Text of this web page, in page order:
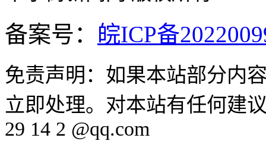
备案号： 皖ICP备
免责声明：如果本站部分内
立即处理。对本站有任何建
29 14 2 @qq.com